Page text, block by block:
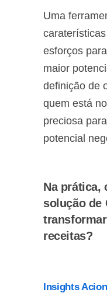
Uma
esforços
maior
definição de
quem está
preciosa
potencial
Na prática,
solução de
receitas?
Insights